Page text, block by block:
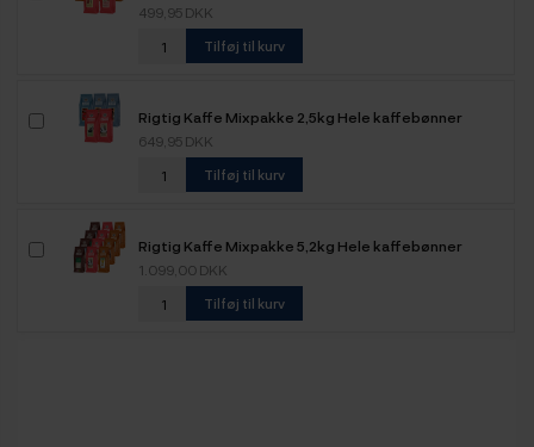
499,95 DKK
Tilføj til kurv
Rigtig Kaffe Mixpakke 2,5kg Hele kaffebønner
649,95 DKK
Tilføj til kurv
Rigtig Kaffe Mixpakke 5,2kg Hele kaffebønner
1.099,00 DKK
Tilføj til kurv